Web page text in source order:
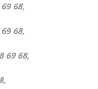
68,
68,
69 68,